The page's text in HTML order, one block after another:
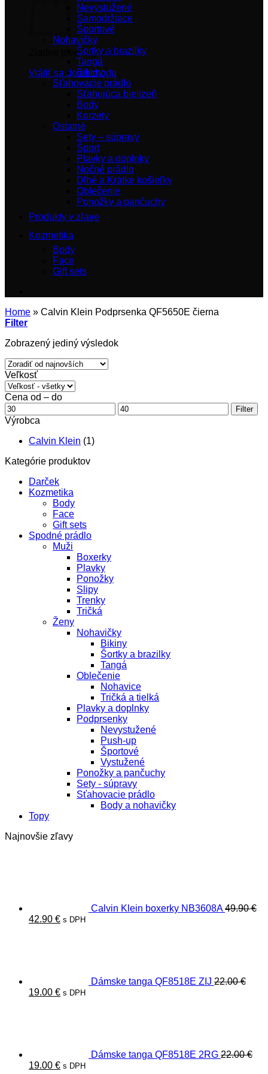
Žiadne produkty v košíku.
Vrátiť sa do obchodu
Nevystužené
Samodržiace
Športové
Nohavičky
Šortky a brazilky
Tangá
Bikiny
Sťahovacie prádlo
Sťahujúca bielizeň
Body
Korzety
Ostatné
Sety – súpravy
Šport
Plavky a doplnky
Nočné prádlo
Dlhé a Krátke košieľky
Oblečenie
Ponožky a pančuchy
Produkty v zľave
Kozmetika
Body
Face
Gift sets
Home » Calvin Klein Podprsenka QF5650E čierna
Filter
Zobrazený jediný výsledok
Veľkosť
Cena od – do
Minimálna
cena
Maximálna
cena
Filter
Výrobca
Calvin Klein (1)
Kategórie produktov
Darček
Kozmetika
Body
Face
Gift sets
Spodné prádlo
Muži
Boxerky
Plavky
Ponožky
Slipy
Trenky
Tričká
Ženy
Nohavičky
Bikiny
Šortky a brazilky
Tangá
Oblečenie
Nohavice
Tričká a tielká
Plavky a doplnky
Podprsenky
Nevystužené
Push-up
Športové
Vystužené
Ponožky a pančuchy
Sety - súpravy
Sťahovacie prádlo
Body a nohavičky
Topy
Najnovšie zľavy
Calvin Klein boxerky NB3608A 49.90€
Pôvodná
42.90 €Aktuálna
s DPH
Dámske tanga QF8518E ZIJ 22.00€
Pôvodná
19.00 €Aktuálna
s DPH
Dámske tanga QF8518E 2RG 22.00€
Pôvodná
19.00 €Aktuálna
s DPH